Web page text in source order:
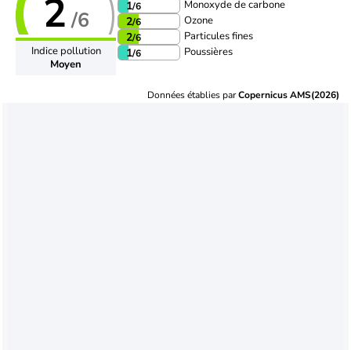
2 /6
Indice pollution
Moyen
1/6 Monoxyde de carbone
2/6 Ozone
2/6 Particules fines
1/6 Poussières
Données établies parCopernicus AMS(2026)